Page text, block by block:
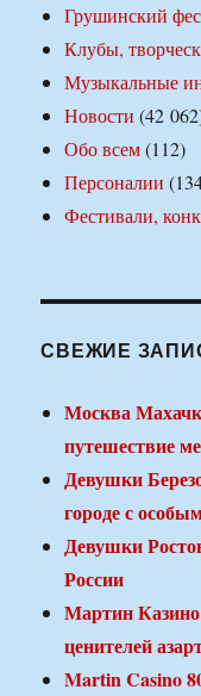
Грушинский
Клубы,
Музыкальные
Новости (42
Обо всем(112)
Персоналии
Фестивали,
СВЕЖИЕ
Москва
путешествие
Девушки
городе с
Девушки
России
Мартин
ценителей
Martin Casino